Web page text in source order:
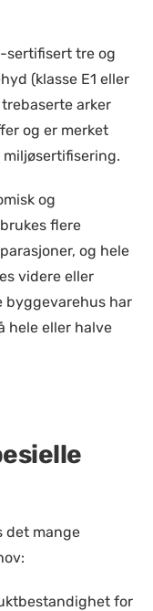
sertifisert tre og
(klasse E1 eller
arker
og er merket
og
flere
og hele
videre eller
byggevarehus har
hele eller halve
det mange
for